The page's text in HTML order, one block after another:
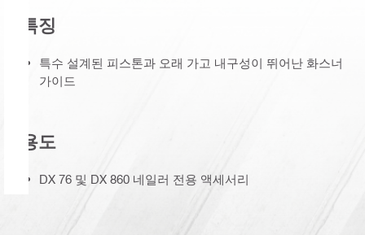
특징
특수 설계된 피스톤과 오래 가고 내구성이 뛰어난 화스너
가이드
용도
DX 76 및 DX 860 네일러 전용 액세서리